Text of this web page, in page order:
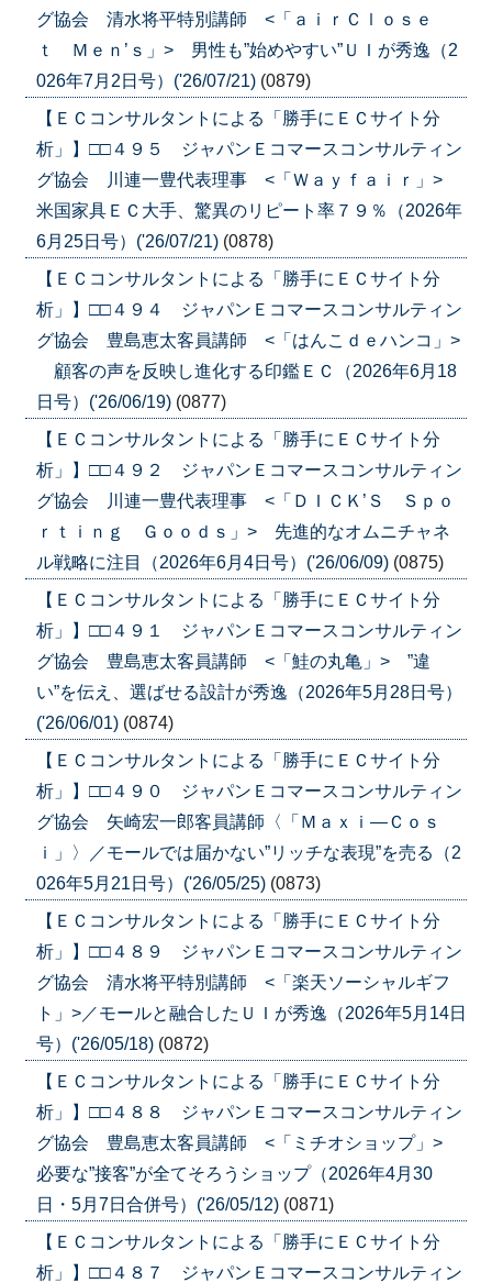
グ協会 清水将平特別講師 <「ａｉｒＣｌｏｓｅ
ｔ Ｍｅｎ’ｓ」> 男性も”始めやすい”ＵＩが秀逸（2
026年7月2日号）('26/07/21) (0879)
【ＥＣコンサルタントによる「勝手にＥＣサイト分
析」】□□４９５ ジャパンＥコマースコンサルティン
グ協会 川連一豊代表理事 <「Ｗａｙｆａｉｒ」>
米国家具ＥＣ大手、驚異のリピート率７９％（2026年
6月25日号）('26/07/21) (0878)
【ＥＣコンサルタントによる「勝手にＥＣサイト分
析」】□□４９４ ジャパンＥコマースコンサルティン
グ協会 豊島恵太客員講師 <「はんこｄｅハンコ」>
顧客の声を反映し進化する印鑑ＥＣ（2026年6月18
日号）('26/06/19) (0877)
【ＥＣコンサルタントによる「勝手にＥＣサイト分
析」】□□４９２ ジャパンＥコマースコンサルティン
グ協会 川連一豊代表理事 <「ＤＩＣＫ’Ｓ Ｓｐｏ
ｒｔｉｎｇ Ｇｏｏｄｓ」> 先進的なオムニチャネ
ル戦略に注目（2026年6月4日号）('26/06/09) (0875)
【ＥＣコンサルタントによる「勝手にＥＣサイト分
析」】□□４９１ ジャパンＥコマースコンサルティン
グ協会 豊島恵太客員講師 <「鮭の丸亀」> ”違
い”を伝え、選ばせる設計が秀逸（2026年5月28日号）
('26/06/01) (0874)
【ＥＣコンサルタントによる「勝手にＥＣサイト分
析」】□□４９０ ジャパンＥコマースコンサルティン
グ協会 矢崎宏一郎客員講師〈「Ｍａｘｉ―Ｃｏｓ
ｉ」〉／モールでは届かない”リッチな表現”を売る（2
026年5月21日号）('26/05/25) (0873)
【ＥＣコンサルタントによる「勝手にＥＣサイト分
析」】□□４８９ ジャパンＥコマースコンサルティン
グ協会 清水将平特別講師 <「楽天ソーシャルギフ
ト」>／モールと融合したＵＩが秀逸（2026年5月14日
号）('26/05/18) (0872)
【ＥＣコンサルタントによる「勝手にＥＣサイト分
析」】□□４８８ ジャパンＥコマースコンサルティン
グ協会 豊島恵太客員講師 <「ミチオショップ」>
必要な”接客”が全てそろうショップ（2026年4月30
日・5月7日合併号）('26/05/12) (0871)
【ＥＣコンサルタントによる「勝手にＥＣサイト分
析」】□□４８７ ジャパンＥコマースコンサルティン